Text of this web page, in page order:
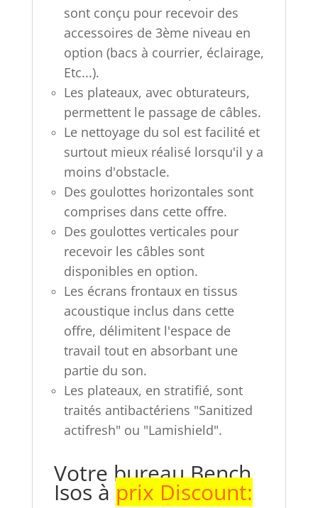
sont conçu pour recevoir des
accessoires de 3ème niveau en
option (bacs à courrier, éclairage,
Etc...).
Les plateaux, avec obturateurs,
permettent le passage de câbles.
Le nettoyage du sol est facilité et
surtout mieux réalisé lorsqu'il y a
moins d'obstacle.
Des goulottes horizontales sont
comprises dans cette offre.
Des goulottes verticales pour
recevoir les câbles sont
disponibles en option.
Les écrans frontaux en tissus
acoustique inclus dans cette
offre, délimitent l'espace de
travail tout en absorbant une
partie du son.
Les plateaux, en stratifié, sont
traités antibactériens "Sanitized
actifresh" ou "Lamishield".
Votre bureau Bench
Isos à prix Discount: